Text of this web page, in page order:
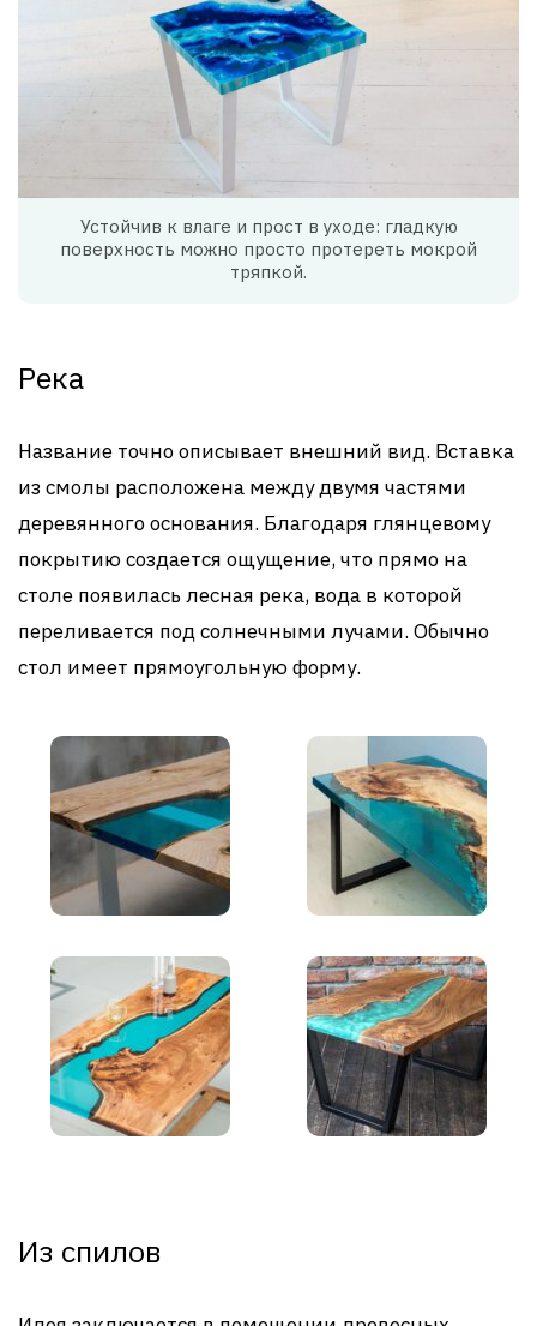
Устойчив к влаге и прост в уходе: гладкую
поверхность можно просто протереть мокрой
тряпкой.
Река
Название точно описывает внешний вид. Вставка
из смолы расположена между двумя частями
деревянного основания. Благодаря глянцевому
покрытию создается ощущение, что прямо на
столе появилась лесная река, вода в которой
переливается под солнечными лучами. Обычно
стол имеет прямоугольную форму.
Из спилов